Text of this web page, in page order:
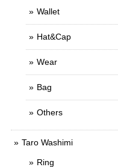
Wallet
Hat&Cap
Wear
Bag
Others
Taro Washimi
Ring